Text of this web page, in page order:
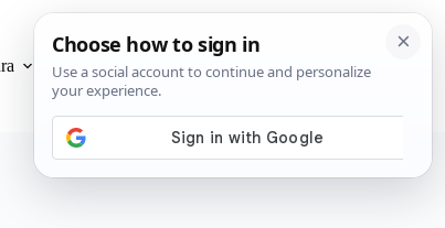
Privacidad y Cookies